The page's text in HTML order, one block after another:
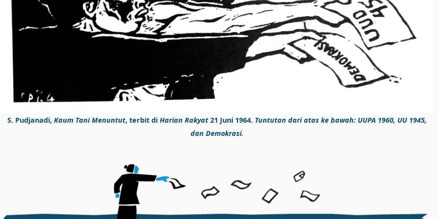
S. Pudjanadi, Kaum Tani Menuntut, terbit di Harian Rakyat 21 Juni 1964. Tuntutan dari atas ke bawah: UUPA 1960, UU 1945,
dan Demokrasi.